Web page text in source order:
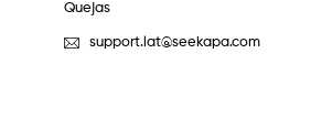
Quejas
support.lat@seekapa.com